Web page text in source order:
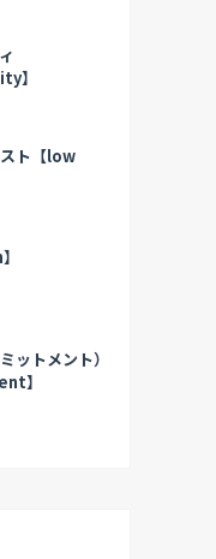
】
ト【low
ットメント）
】